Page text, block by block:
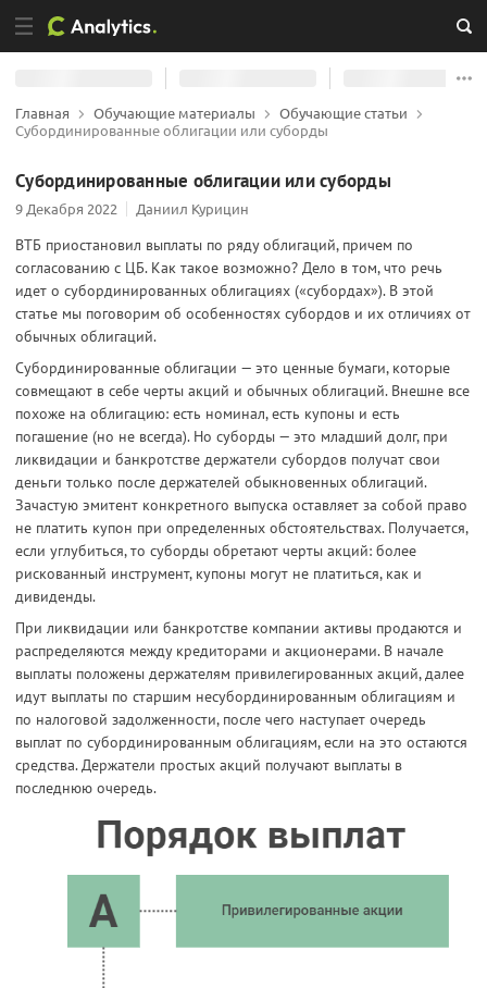
Главная Обучающие материалы
Обучающие статьи
Субординированные облигации или суборды
Субординированные облигации или суборды
9 Декабря 2022 Даниил Курицин
ВТБ приостановил выплаты по ряду облигаций, причем по
согласованию с ЦБ. Как такое возможно? Дело в том, что речь
идет о субординированных облигациях («субордах»). В этой
статье мы поговорим об особенностях субордов и их отличиях от
обычных облигаций.
Субординированные облигации — это ценные бумаги, которые
совмещают в себе черты акций и обычных облигаций. Внешне все
похоже на облигацию: есть номинал, есть купоны и есть
погашение (но не всегда). Но суборды — это младший долг, при
ликвидации и банкротстве держатели субордов получат свои
деньги только после держателей обыкновенных облигаций.
Зачастую эмитент конкретного выпуска оставляет за собой право
не платить купон при определенных обстоятельствах. Получается,
если углубиться, то суборды обретают черты акций: более
рискованный инструмент, купоны могут не платиться, как и
дивиденды.
При ликвидации или банкротстве компании активы продаются и
распределяются между кредиторами и акционерами. В начале
выплаты положены держателям привилегированных акций, далее
идут выплаты по старшим несубординированным облигациям и
по налоговой задолженности, после чего наступает очередь
выплат по субординированным облигациям, если на это остаются
средства. Держатели простых акций получают выплаты в
последнюю очередь.